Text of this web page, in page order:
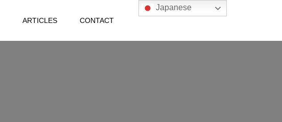
ARTICLES CONTACT
Japanese